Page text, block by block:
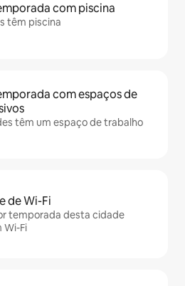
com piscina
têm piscina
com espaços de
têm um espaço de trabalho
de Wi-Fi
temporada desta cidade
Wi-Fi